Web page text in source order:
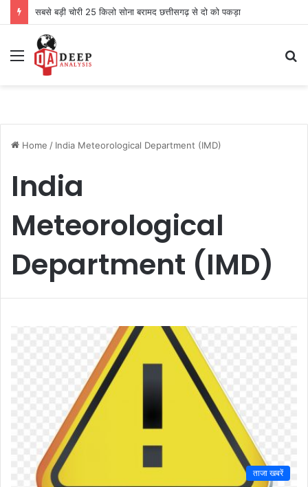
सबसे बड़ी चोरी 25 किलो सोना बरामद छत्तीसगढ़ से दो को पकड़ा
Menu
Home / India Meteorological Department (IMD)
India
Meteorological
Department (IMD)
ताजा खबरें